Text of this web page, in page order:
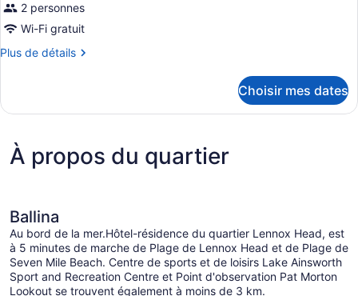
2 personnes
Wi-Fi gratuit
Plus de détails
Plus
Chambre
Choisir mes dates
À propos du quartier
Ballina
Au bord de la mer.Hôtel-résidence du quartier Lennox Head, est
à 5 minutes de marche de Plage de Lennox Head et de Plage de
Seven Mile Beach. Centre de sports et de loisirs Lake Ainsworth
Sport and Recreation Centre et Point d'observation Pat Morton
Lookout se trouvent également à moins de 3 km.